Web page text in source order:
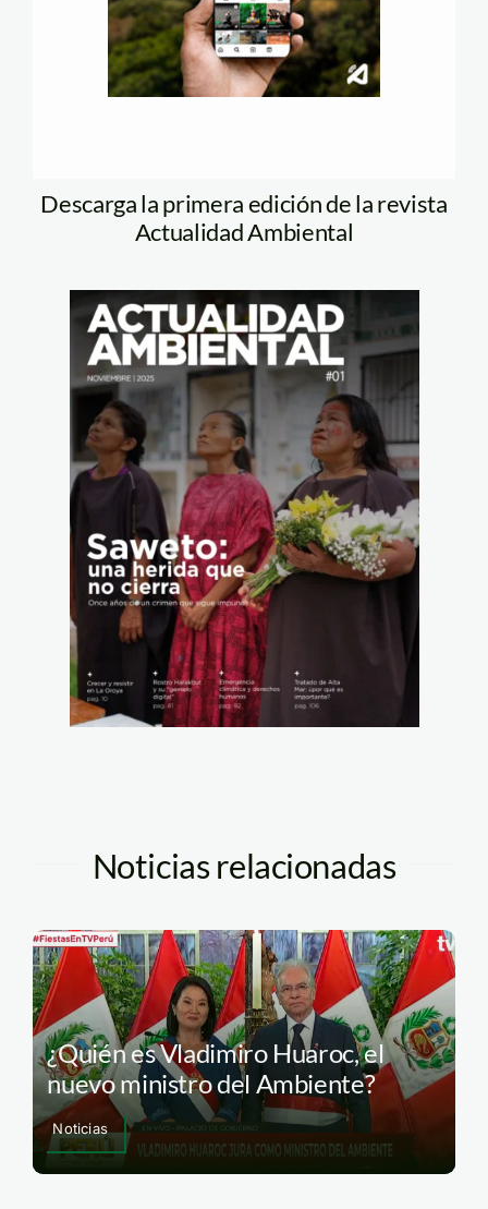
Descarga la primera edición de la revista
Actualidad Ambiental
Noticias relacionadas
¿Quién es Vladimiro Huaroc, el
nuevo ministro del Ambiente?
Noticias